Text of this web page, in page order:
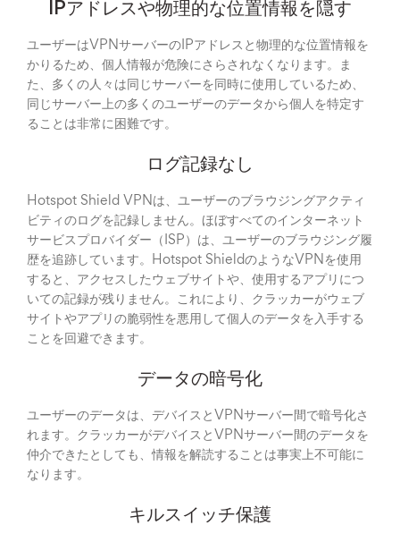
IPアドレスや物理的な位置情報を隠す
ユーザーはVPNサーバーのIPアドレスと物理的な位置情報を
かりるため、個人情報が危険にさらされなくなります。ま
た、多くの人々は同じサーバーを同時に使用しているため、
同じサーバー上の多くのユーザーのデータから個人を特定す
ることは非常に困難です。
ログ記録なし
Hotspot Shield VPNは、ユーザーのブラウジングアクティ
ビティのログを記録しません。ほぼすべてのインターネット
サービスプロバイダー（ISP）は、ユーザーのブラウジング履
歴を追跡しています。Hotspot ShieldのようなVPNを使用
すると、アクセスしたウェブサイトや、使用するアプリにつ
いての記録が残りません。これにより、クラッカーがウェブ
サイトやアプリの脆弱性を悪用して個人のデータを入手する
ことを回避できます。
データの暗号化
ユーザーのデータは、デバイスとVPNサーバー間で暗号化さ
れます。クラッカーがデバイスとVPNサーバー間のデータを
仲介できたとしても、情報を解読することは事実上不可能に
なります。
キルスイッチ保護